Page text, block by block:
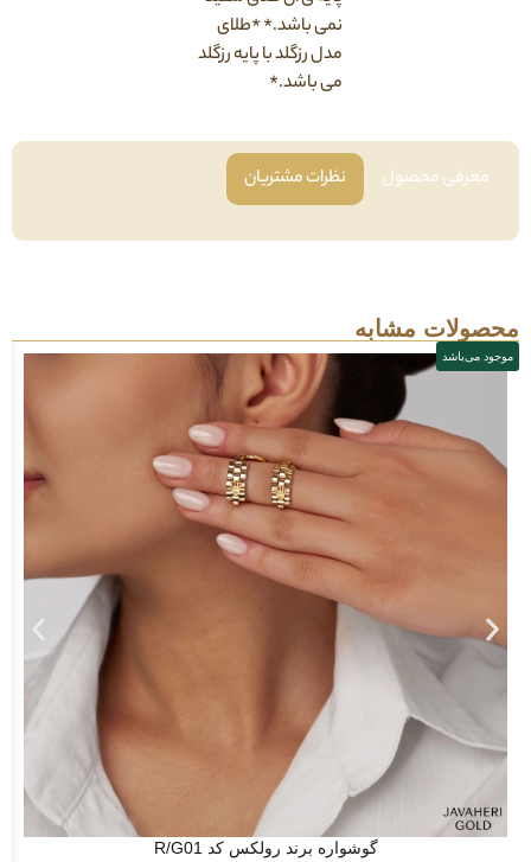
نمی باشد.* *طلای
مدل رزگلد با پایه رزگلد
می باشد.*
گوشواره برند رولکس کد R/G01
موجود
مشابه
محصول نظرات مشتریان